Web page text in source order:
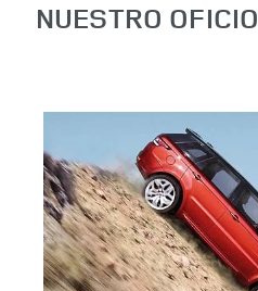
NUESTRO OFICIO